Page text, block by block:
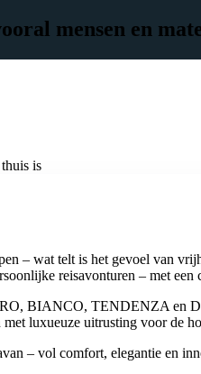
mensen en
is
– wat telt is het gevoel van
reisavonturen – met
BIANCO, TENDENZA en
luxueuze uitrusting voor de
– vol comfort, elegantie en